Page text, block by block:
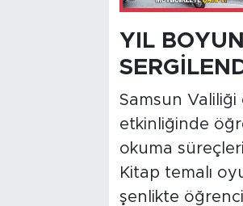
YIL
Samsun Valiliği
etkinliğinde
okuma
Kitap temalı
şenlikte